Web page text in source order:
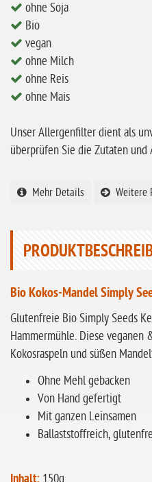
ohne Lupinen
ohne Buchweizen
ohne Vanille
ohne Sellerie
glutenfrei
Sonnenblumen
ohne Soja
Bio
vegan
ohne Milch
ohne Reis
ohne Mais
Unser Allergenfilter dient als
überprüfen Sie die Zutaten
Mehr Details Weitere
Bio Kokos-Mandel Simply
Glutenfreie Bio Simply Seeds
Hammermühle. Diese
Kokosraspeln und süßen
Ohne Mehl gebacken
Von Hand gefertigt
Mit ganzen Leinsamen
Ballaststoffreich,
150g